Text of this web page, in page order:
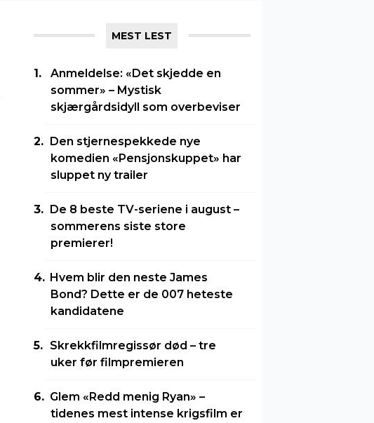
MEST LEST
Anmeldelse: «Det skjedde en
sommer» – Mystisk
skjærgårdsidyll som overbeviser
Den stjernespekkede nye
komedien «Pensjonskuppet» har
sluppet ny trailer
De 8 beste TV-seriene i august –
sommerens siste store
premierer!
Hvem blir den neste James
Bond? Dette er de 007 heteste
kandidatene
Skrekkfilmregissør død – tre
uker før filmpremieren
Glem «Redd menig Ryan» –
tidenes mest intense krigsfilm er